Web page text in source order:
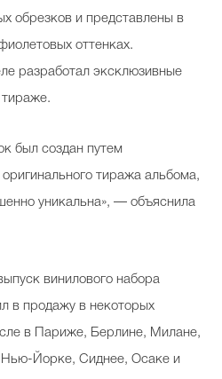
обрезков и представлены в
оттенках.
разработал эксклюзивные
тираже.
был создан путем
тиража альбома,
уникальна», — объяснила
винилового набора
в продажу в некоторых
в Париже, Берлине, Милане,
Йорке, Сиднее, Осаке и